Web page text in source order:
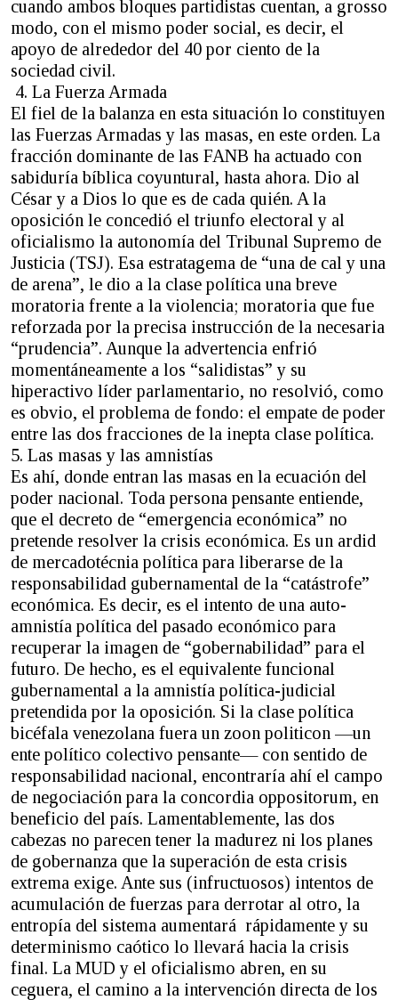
cuando ambos bloques partidistas cuentan, a grosso
modo, con el mismo poder social, es decir, el
apoyo de alrededor del 40 por ciento de la
sociedad civil.
4. La Fuerza Armada
El fiel de la balanza en esta situación lo constituyen
las Fuerzas Armadas y las masas, en este orden. La
fracción dominante de las FANB ha actuado con
sabiduría bíblica coyuntural, hasta ahora. Dio al
César y a Dios lo que es de cada quién. A la
oposición le concedió el triunfo electoral y al
oficialismo la autonomía del Tribunal Supremo de
Justicia (TSJ). Esa estratagema de “una de cal y una
de arena”, le dio a la clase política una breve
moratoria frente a la violencia; moratoria que fue
reforzada por la precisa instrucción de la necesaria
“prudencia”. Aunque la advertencia enfrió
momentáneamente a los “salidistas” y su
hiperactivo líder parlamentario, no resolvió, como
es obvio, el problema de fondo: el empate de poder
entre las dos fracciones de la inepta clase política.
5. Las masas y las amnistías
Es ahí, donde entran las masas en la ecuación del
poder nacional. Toda persona pensante entiende,
que el decreto de “emergencia económica” no
pretende resolver la crisis económica. Es un ardid
de mercadotécnia política para liberarse de la
responsabilidad gubernamental de la “catástrofe”
económica. Es decir, es el intento de una auto-
amnistía política del pasado económico para
recuperar la imagen de “gobernabilidad” para el
futuro. De hecho, es el equivalente funcional
gubernamental a la amnistía política-judicial
pretendida por la oposición. Si la clase política
bicéfala venezolana fuera un zoon politicon —un
ente político colectivo pensante— con sentido de
responsabilidad nacional, encontraría ahí el campo
de negociación para la concordia oppositorum, en
beneficio del país. Lamentablemente, las dos
cabezas no parecen tener la madurez ni los planes
de gobernanza que la superación de esta crisis
extrema exige. Ante sus (infructuosos) intentos de
acumulación de fuerzas para derrotar al otro, la
entropía del sistema aumentará rápidamente y su
determinismo caótico lo llevará hacia la crisis
final. La MUD y el oficialismo abren, en su
ceguera, el camino a la intervención directa de los